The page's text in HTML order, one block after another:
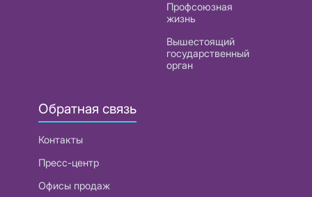
Профсоюзная
жизнь
Вышестоящий
государственный
орган
Обратная связь
Контакты
Пресс-центр
Офисы продаж